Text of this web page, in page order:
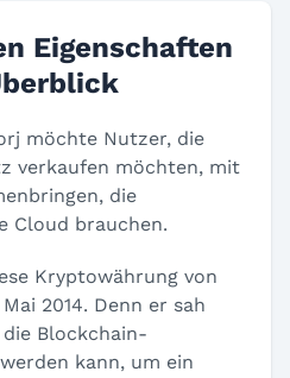
Eigenschaften
möchte Nutzer, die
verkaufen möchten, mit
die
Cloud brauchen.
Kryptowährung von
2014. Denn er sah
Blockchain-
kann, um ein